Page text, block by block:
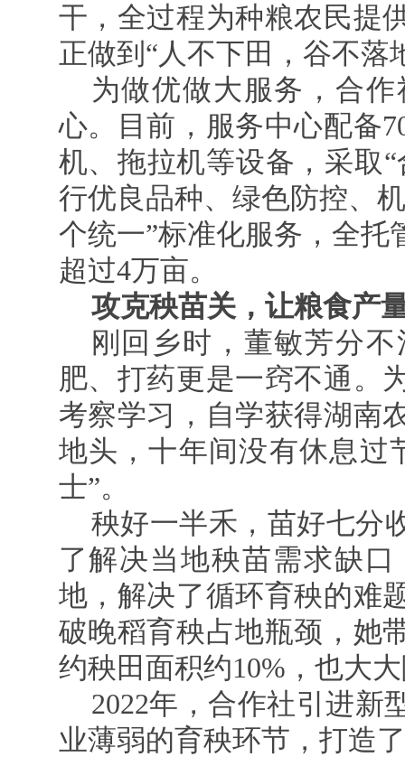
干，全过程为种粮农民提
正做到“人不下田，谷不落
为做优做大服务，合
心。目前，服务中心配备
机、拖拉机等设备，采取
行优良品种、绿色防控、
个统一”标准化服务，全托
超过4万亩。
攻克秧苗关，让粮食产
刚回乡时，董敏芳分
肥、打药更是一窍不通。
考察学习，自学获得湖南
地头，十年间没有休息过
士”。
秧好一半禾，苗好七分
了解决当地秧苗需求缺
地，解决了循环育秧的难
破晚稻育秧占地瓶颈，她
约秧田面积约10%，也大
2022年，合作社引进新
业薄弱的育秧环节，打造